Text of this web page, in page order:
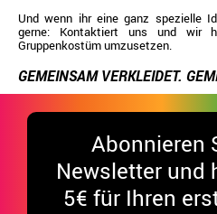
Und wenn ihr eine ganz spezielle
gerne: Kontaktiert uns und wir
Gruppenkostüm umzusetzen.
GEMEINSAM VERKLEIDET.
Abonnieren
Newsletter und
5€ für Ihren